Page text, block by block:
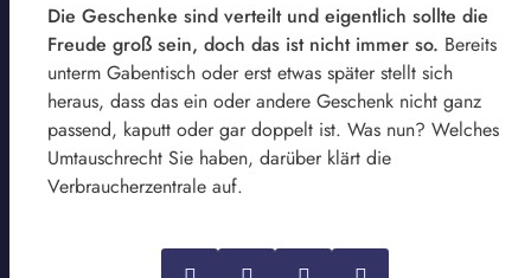
Die Geschenke sind verteilt und eigentlich sollte die
Freude groß sein, doch das ist nicht immer so. Bereits
unterm Gabentisch oder erst etwas später stellt sich
heraus, dass das ein oder andere Geschenk nicht ganz
passend, kaputt oder gar doppelt ist. Was nun? Welches
Umtauschrecht Sie haben, darüber klärt die
Verbraucherzentrale auf.